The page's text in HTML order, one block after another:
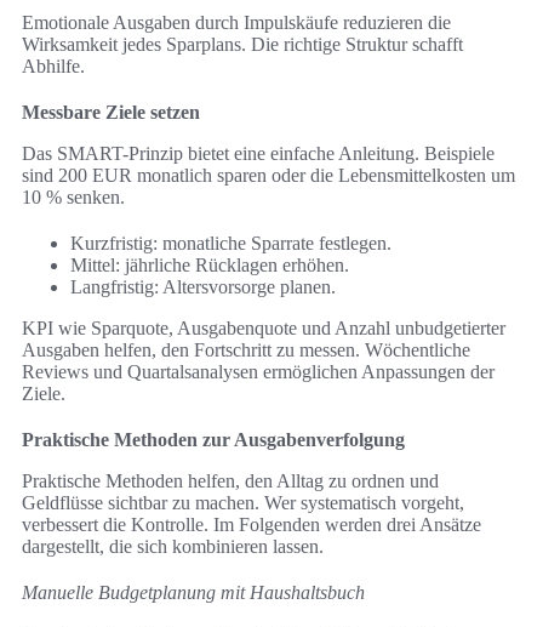
Emotionale Ausgaben durch Impulskäufe reduzieren die
Wirksamkeit jedes Sparplans. Die richtige Struktur schafft
Abhilfe.
Messbare Ziele setzen
Das SMART-Prinzip bietet eine einfache Anleitung. Beispiele
sind 200 EUR monatlich sparen oder die Lebensmittelkosten um
10 % senken.
Kurzfristig: monatliche Sparrate festlegen.
Mittel: jährliche Rücklagen erhöhen.
Langfristig: Altersvorsorge planen.
KPI wie Sparquote, Ausgabenquote und Anzahl unbudgetierter
Ausgaben helfen, den Fortschritt zu messen. Wöchentliche
Reviews und Quartalsanalysen ermöglichen Anpassungen der
Ziele.
Praktische Methoden zur Ausgabenverfolgung
Praktische Methoden helfen, den Alltag zu ordnen und
Geldflüsse sichtbar zu machen. Wer systematisch vorgeht,
verbessert die Kontrolle. Im Folgenden werden drei Ansätze
dargestellt, die sich kombinieren lassen.
Manuelle Budgetplanung mit Haushaltsbuch